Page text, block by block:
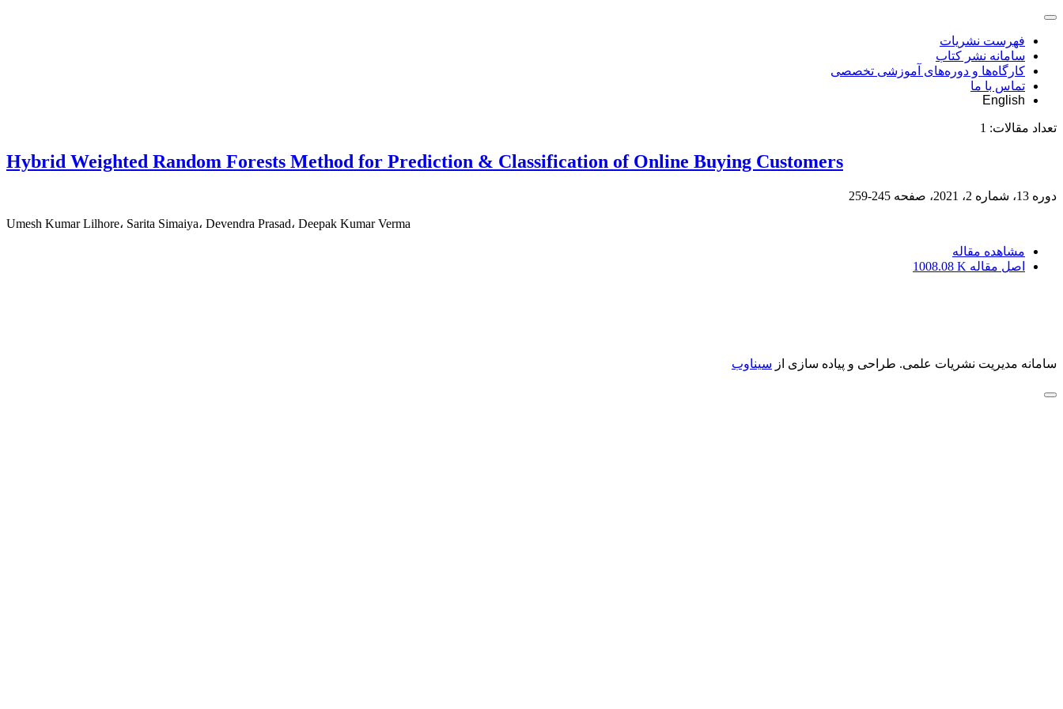
فهرست نشریات
سامانه نشر کتاب
کارگاه‌ها و دوره‌های آموزشی تخصصی
تماس با ما
English
تعداد مقالات: 1
Hybrid Weighted Random Forests Method for Prediction & Classification of Online Buying Customers
دوره 13، شماره 2، 2021، صفحه 245-259
Umesh Kumar Lilhore، Sarita Simaiya، Devendra Prasad، Deepak Kumar Verma
مشاهده مقاله
اصل مقاله 1008.08 K
سامانه مدیریت نشریات علمی. طراحی و پیاده سازی از سیناوب